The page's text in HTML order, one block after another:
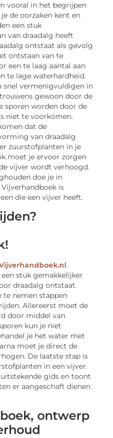
vooral in het begrijpen
de oorzaken kent en
een stuk
van draadalg heeft
ontstaat als gevolg
ontstaan van te
een te laag aantal aan
te lage waterhardheid.
snel vermenigvuldigen in
gewoon door de
sporen worden door de
niet te voorkomen.
dat de
van draadalg
zuurstofplanten in je
moet je ervoor zorgen
vijver wordt verhoogd.
doe je in
is
die een vijver heeft.
.
stuk gemakkelijker
draadalg ontstaat.
te nemen stappen
Allereerst moet de
door middel van
kun je niet
je het water met
moet je direct de
De laatste stap is
in een vijver.
gids en toont
er aangeschaft dienen
ontwerp